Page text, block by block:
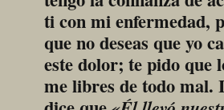
ti con mi enfermedad,
que no deseas que yo
este dolor; te pido que
me libres de todo mal.